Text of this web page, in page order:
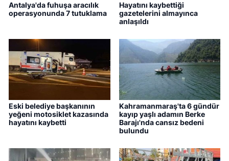
Antalya'da fuhuşa aracılık
operasyonunda 7 tutuklama
Hayatını kaybettiği
gazetelerini almayınca
anlaşıldı
Eski belediye başkanının
yeğeni motosiklet kazasında
hayatını kaybetti
Kahramanmaraş'ta 6 gündür
kayıp yaşlı adamın Berke
Barajı'nda cansız bedeni
bulundu